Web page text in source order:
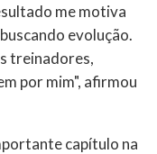
me motiva
evolução.
treinadores,
por mim", afirmou
capítulo na